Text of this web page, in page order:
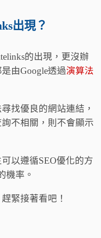
出現？
的出現，更沒辦
由Google透過演算法
找優良的網站連結，
不相關，則不會顯示
以遵循SEO優化的方
機率。
緊接著看吧！